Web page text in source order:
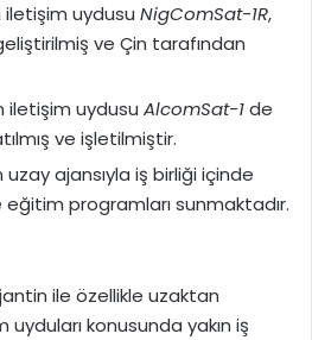
iletişim uydusu NigComSat-1R,
ve Çin tarafından
iletişim uydusu AlcomSat-1de
ve işletilmiştir.
uzay ajansıyla iş birliği içinde
programları sunmaktadır.
ile özellikle uzaktan
konusunda yakın iş